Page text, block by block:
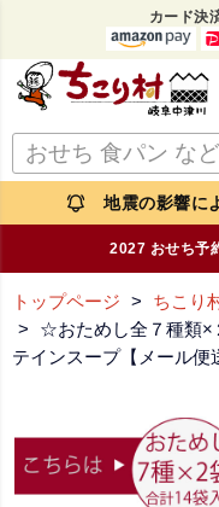
カード決
地震の影響に
2027 おせち予
トップページ
ちこり
☆おためし全７種類×
テインスープ【メール便